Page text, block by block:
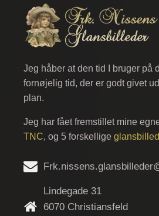
Jeg håber at den tid I bruger på
fornøjelig tid, der er godt givet
plan.
Jeg har fået fremstillet mine
TNC, og 5 forskellige
Lindegade 31
6070 Christiansfeld